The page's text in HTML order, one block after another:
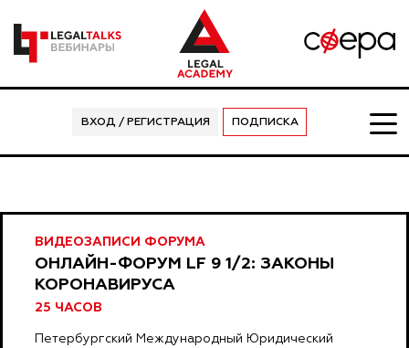
ВХОД / РЕГИСТРАЦИЯ ПОДПИСКА
ВИДЕОЗАПИСИ ФОРУМА
ОНЛАЙН-ФОРУМ LF 9 1/2: ЗАКОНЫ
КОРОНАВИРУСА
25 ЧАСОВ
Петербургский Международный Юридический